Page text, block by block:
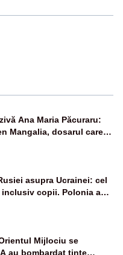
Ana Maria Păcuraru:
Mangalia, dosarul care
României
asupra Ucrainei: cel
copii. Polonia a
de vânătoare
Mijlociu se
au bombardat ținte